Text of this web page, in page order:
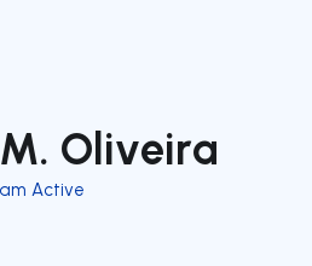
Oliveira
Active